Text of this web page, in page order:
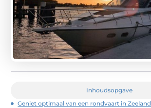
Inhoudsopgave
Geniet optimaal van een rondvaart in Zeeland